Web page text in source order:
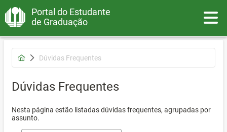
Portal do Estudante
de Graduação
Dúvidas Frequentes
Dúvidas Frequentes
Nesta página estão listadas dúvidas frequentes, agrupadas por
assunto.